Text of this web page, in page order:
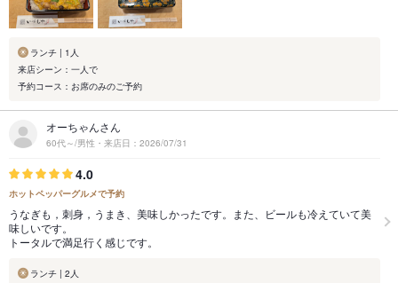
ランチ | 1人
来店シーン：一人で
予約コース：お席のみのご予約
オーちゃんさん
60代～/男性・来店日：2026/07/31
4.0
ホットペッパーグルメで予約
うなぎも，刺身，うまき、美味しかったです。また、ビールも冷えていて美
味しいです。
トータルで満足行く感じです。
ランチ | 2人